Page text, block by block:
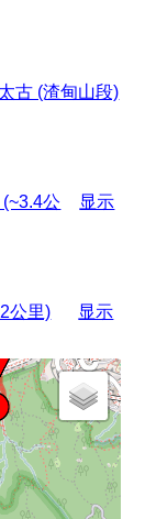
古 (渣甸山段)
公
显示
公里)
显示